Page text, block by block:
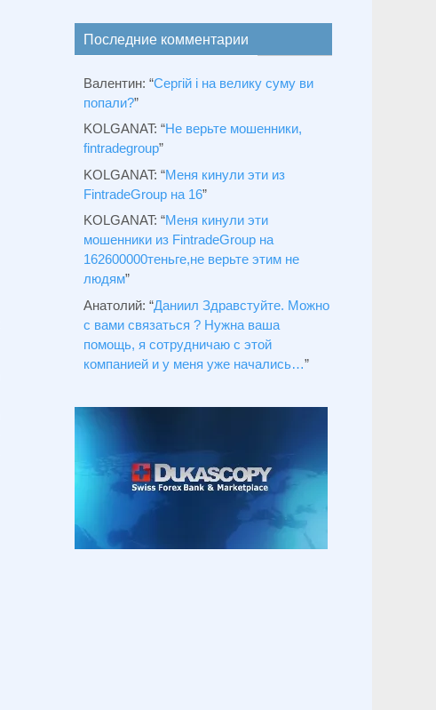
Последние комментарии
Валентин: “Сергій і на велику суму ви
попали?”
KOLGANAT: “Не верьте мошенники,
fintradegroup”
KOLGANAT: “Меня кинули эти из
FintradeGroup на 16”
KOLGANAT: “Меня кинули эти
мошенники из FintradeGroup на
162600000теньге,не верьте этим не
людям”
Анатолий: “Даниил Здравстуйте. Можно
с вами связаться ? Нужна ваша
помощь, я сотрудничаю с этой
компанией и у меня уже начались…”